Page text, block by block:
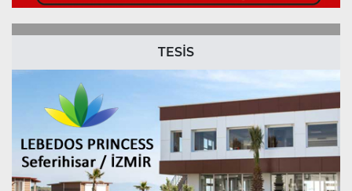
TESİS